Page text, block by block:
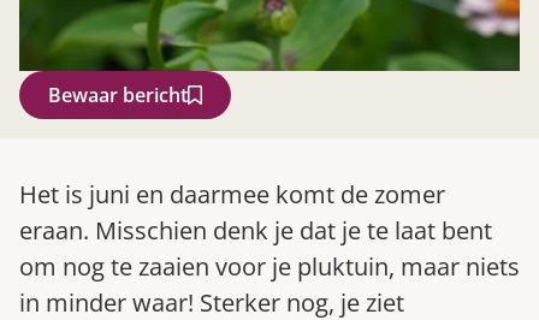
Bewaar bericht
Het is juni en daarmee komt de zomer
eraan. Misschien denk je dat je te laat bent
om nog te zaaien voor je pluktuin, maar niets
in minder waar! Sterker nog, je ziet